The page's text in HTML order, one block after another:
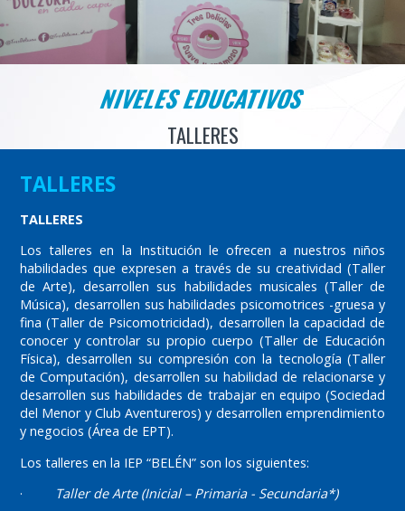
NIVELES EDUCATIVOS
TALLERES
TALLERES
TALLERES
Los talleres en la Institución le ofrecen a nuestros niños
habilidades que expresen a través de su creatividad (Taller
de Arte), desarrollen sus habilidades musicales (Taller de
Música), desarrollen sus habilidades psicomotrices -gruesa y
fina (Taller de Psicomotricidad), desarrollen la capacidad de
conocer y controlar su propio cuerpo (Taller de Educación
Física), desarrollen su compresión con la tecnología (Taller
de Computación), desarrollen su habilidad de relacionarse y
desarrollen sus habilidades de trabajar en equipo (Sociedad
del Menor y Club Aventureros) y desarrollen emprendimiento
y negocios (Área de EPT).
Los talleres en la IEP “BELÉN” son los siguientes:
·
Taller de Arte (Inicial – Primaria - Secundaria*)